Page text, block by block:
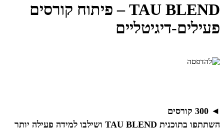
TAU BLEND – פיתוח קורסים
פעילים-דיגיטליים
◄ 300 קורסים
השתתפו בתוכנית TAU BLEND ושילבו למידה פעילה יותר